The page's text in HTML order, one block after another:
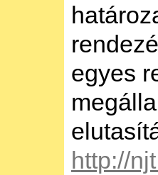
egyes
http://